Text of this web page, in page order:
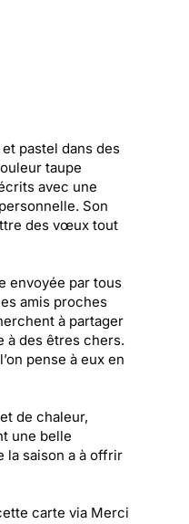
pastel dans des
taupe
avec une
Son
des vœux tout
envoyée par tous
amis proches
à partager
à des êtres chers.
pense à eux en
de chaleur,
une belle
la saison a à offrir
carte via Merci